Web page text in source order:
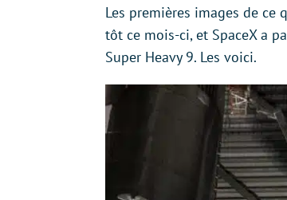
Les premières images de
tôt ce mois-ci, et SpaceX a
Super Heavy 9. Les voici.